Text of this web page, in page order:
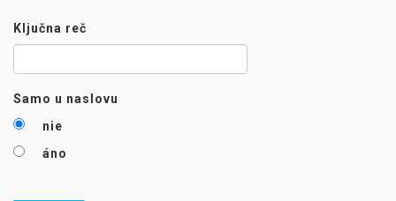
Ključna reč
Samo u naslovu
nie
áno